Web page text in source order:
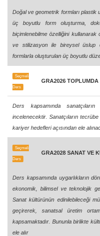
Doğal ve geometrik formları plastik
üç boyutlu form oluşturma,
biçimlenebilme özelliğini
ve stilizasyon ile bireysel üslup
formlarla oluşturulan üç boyutlu
Seçmeli
Ders
GRA2026 TOPLUMDA
Ders kapsamında
incelenecektir. Sanatçıların
kariyer hedefleri açısından ele
Seçmeli
Ders
GRA2028 SANAT VE
Ders kapsamında uygarlıkların
ekonomik, bilimsel ve teknolojik
Sanat kültürünün edinilebileceği
geçirerek, sanatsal üretim
kapsamaktadır. Bununla birlikte
ele alır